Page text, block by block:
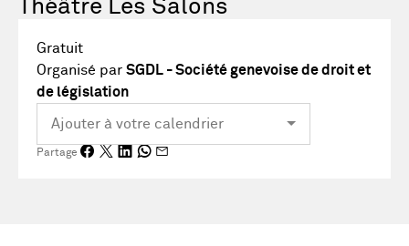
Théâtre Les Salons
Gratuit
Organisé par SGDL - Société genevoise de droit et
de législation
Partage